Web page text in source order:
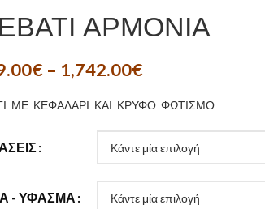
ΑΡΜΟΝΙΑ
€ – 1,742.00€
ΜΕ ΚΕΦΑΛΑΡΙ ΚΑΙ ΚΡΥΦΟ ΦΩΤΙΣΜΟ
- ΎΦΑΣΜΑ